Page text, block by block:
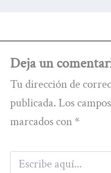
Deja un
Tu dirección de
publicada. Los
marcados con *
Escribe
aquí...